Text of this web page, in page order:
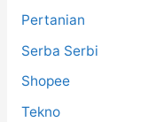
Pertanian
Serba Serbi
Shopee
Tekno